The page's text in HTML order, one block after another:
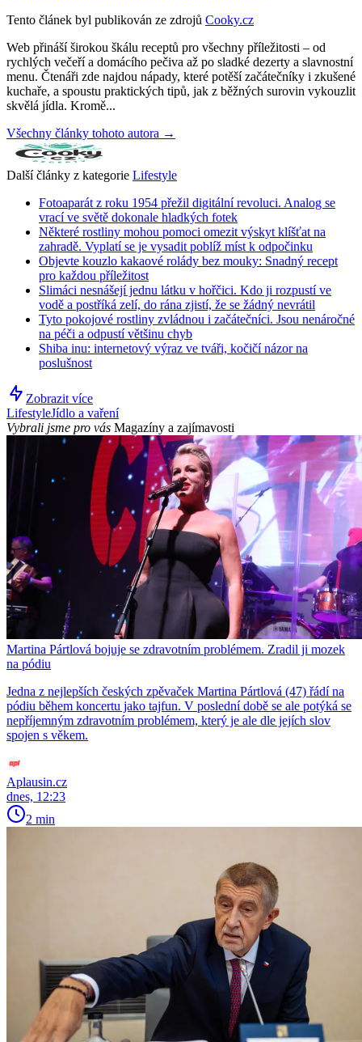
Tento článek byl publikován ze zdrojů Cooky.cz
Web přináší širokou škálu receptů pro všechny příležitosti – od
rychlých večeří a domácího pečiva až po sladké dezerty a slavnostní
menu. Čtenáři zde najdou nápady, které potěší začátečníky i zkušené
kuchaře, a spoustu praktických tipů, jak z běžných surovin vykouzlit
skvělá jídla. Kromě...
Všechny články tohoto autora →
Další články z kategorie Lifestyle
Fotoaparát z roku 1954 přežil digitální revoluci. Analog se
vrací ve světě dokonale hladkých fotek
Některé rostliny mohou pomoci omezit výskyt klíšťat na
zahradě. Vyplatí se je vysadit poblíž míst k odpočinku
Objevte kouzlo kakaové rolády bez mouky: Snadný recept
pro každou příležitost
Slimáci nesnášejí jednu látku v hořčici. Kdo ji rozpustí ve
vodě a postříká zelí, do rána zjistí, že se žádný nevrátil
Tyto pokojové rostliny zvládnou i začátečníci. Jsou nenáročné
na péči a odpustí většinu chyb
Shiba inu: internetový výraz ve tváři, kočičí názor na
poslušnost
Zobrazit více
LifestyleJídlo a vaření
Vybrali jsme pro vás Magazíny a zajímavosti
Martina Pártlová bojuje se zdravotním problémem. Zradil ji mozek
na pódiu
Jedna z nejlepších českých zpěvaček Martina Pártlová (47) řádí na
pódiu během koncertu jako tajfun. V poslední době se ale potýká se
nepříjemným zdravotním problémem, který je ale dle jejích slov
spojen s věkem.
Aplausin.cz
dnes, 12:23
2 min